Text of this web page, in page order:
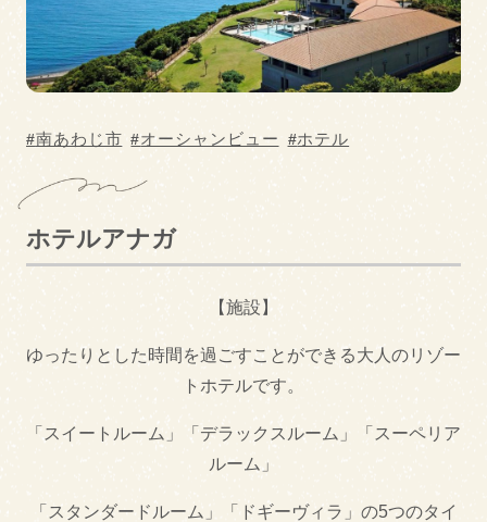
南あわじ市 オーシャンビュー ホテル
ホテルアナガ
【施設】
ゆったりとした時間を過ごすことができる大人のリゾー
トホテルです。
「スイートルーム」「デラックスルーム」「スーペリア
ルーム」
「スタンダードルーム」「ドギーヴィラ」の5つのタイ
駐車場あり ペットOK
wi-fiあり
リーズナブル（学生
オススメ）
エステあり オーシャンビュー
大浴場あり
宿泊カテゴリー
キャンプ場・コテー
民宿・ペンション